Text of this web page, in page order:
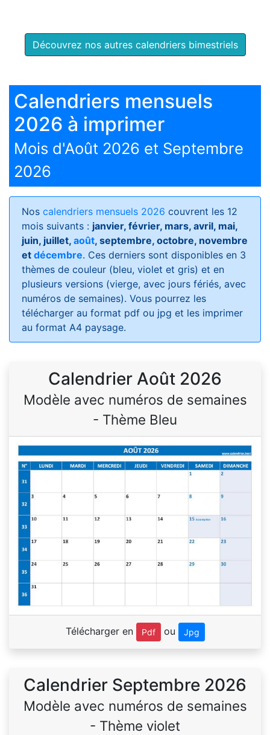
Découvrez nos autres calendriers bimestriels
Calendriers mensuels
2026 à imprimer
Mois d'Août 2026 et Septembre
2026
Nos calendriers mensuels 2026 couvrent les 12
mois suivants : janvier, février, mars, avril, mai,
juin, juillet, août, septembre, octobre, novembre
et décembre. Ces derniers sont disponibles en 3
thèmes de couleur (bleu, violet et gris) et en
plusieurs versions (vierge, avec jours fériés, avec
numéros de semaines). Vous pourrez les
télécharger au format pdf ou jpg et les imprimer
au format A4 paysage.
Calendrier Août 2026
Modèle avec numéros de semaines
- Thème Bleu
Télécharger en Pdf ou Jpg
Calendrier Septembre 2026
Modèle avec numéros de semaines
- Thème violet